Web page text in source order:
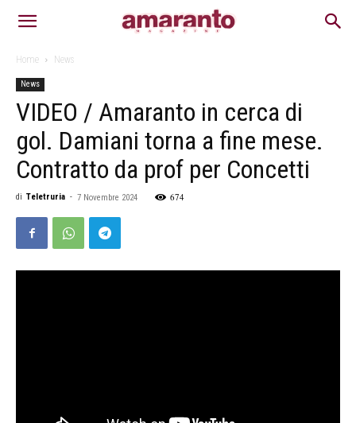
Home News
News
VIDEO / Amaranto in cerca di
gol. Damiani torna a fine mese.
Contratto da prof per Concetti
di Teletruria - 7 Novembre 2024 674